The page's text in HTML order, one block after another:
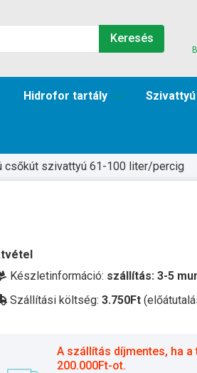
Keresés
Hidrofor tartály
csőkút szivattyú 61-100 liter/percig
Készletinformáció: szállítás: 3-5
Szállítási költség: 3.750Ft
A szállítás díjmentes, ha
200.000Ft-ot.